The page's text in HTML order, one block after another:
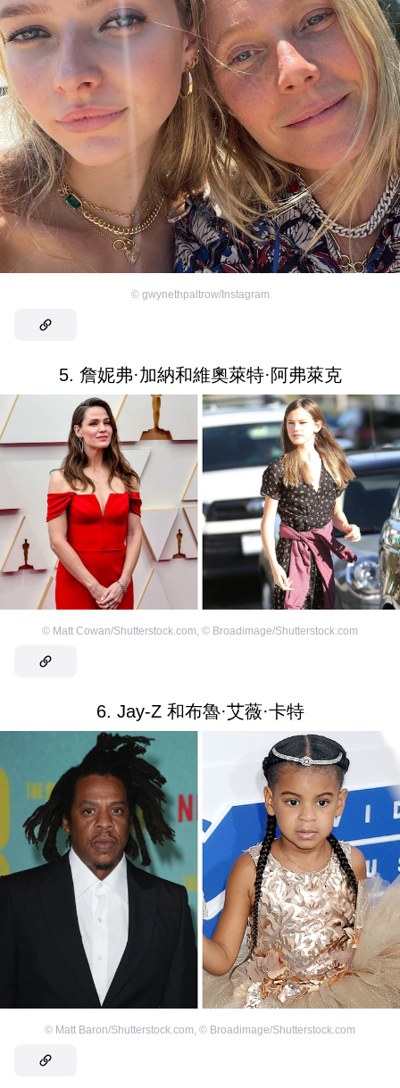
© gwynethpaltrow/Instagram
5. 詹妮弗·加納和維奧萊特·阿弗萊克
© Matt Cowan/Shutterstock.com, © Broadimage/Shutterstock.com
6. Jay-Z 和布魯·艾薇·卡特
© Matt Baron/Shutterstock.com, © Broadimage/Shutterstock.com